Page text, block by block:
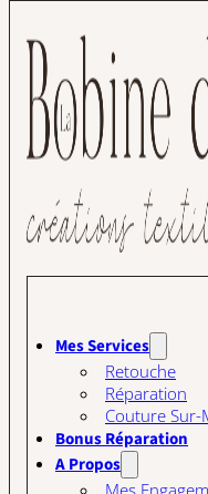
Mes Services
Retouche
Réparation
Couture Sur-
Bonus Réparation
A Propos
Mes
Choisir
Différence entre
hygiénique lavable (SHL)
Le protège-slip est une
des flux légers et peu